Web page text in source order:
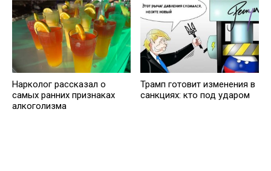
Нарколог рассказал о
самых ранних признаках
алкоголизма
Трамп готовит изменения в
санкциях: кто под ударом